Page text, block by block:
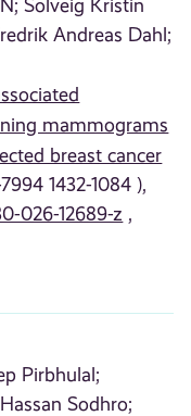
Solveig Kristin
Andreas Dahl;
mammograms
breast cancer
1432-1084 ),
026-12689-z ,
Pirbhulal;
Sodhro;